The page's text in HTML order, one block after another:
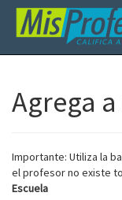
Agrega
Importante: Utiliza la
el profesor no existe
Escuela